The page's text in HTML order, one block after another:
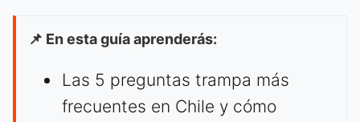
📌 En esta guía aprenderás:
Las 5 preguntas trampa más
frecuentes en Chile y cómo